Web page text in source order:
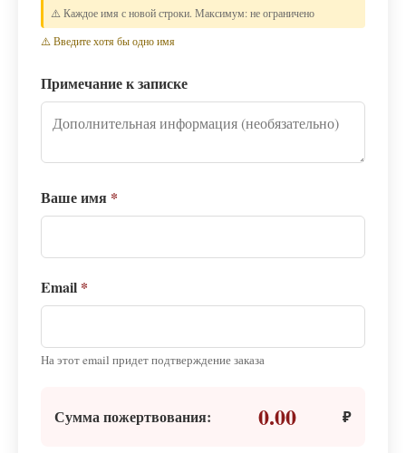
⚠️ Каждое имя с новой строки. Максимум: не ограничено
⚠️ Введите хотя бы одно имя
Примечание к записке
Ваше имя *
Email *
На этот email придет подтверждение заказа
Сумма пожертвования: 0.00 ₽